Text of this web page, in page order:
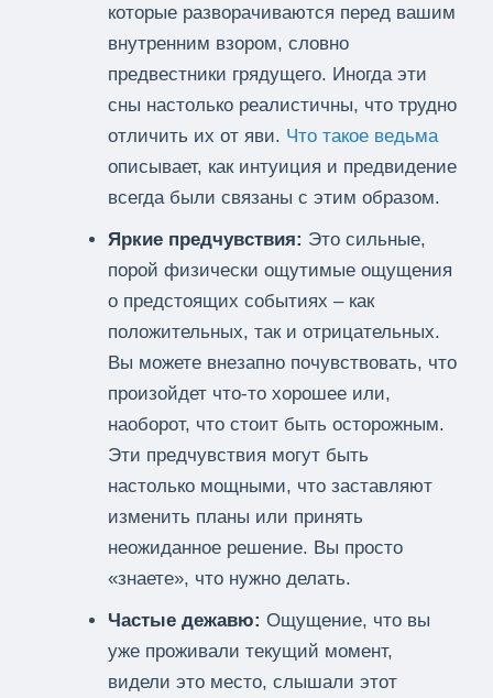
которые разворачиваются перед вашим
внутренним взором, словно
предвестники грядущего. Иногда эти
сны настолько реалистичны, что трудно
отличить их от яви. Что такое ведьма
описывает, как интуиция и предвидение
всегда были связаны с этим образом.
Яркие предчувствия: Это сильные,
порой физически ощутимые ощущения
о предстоящих событиях – как
положительных, так и отрицательных.
Вы можете внезапно почувствовать, что
произойдет что-то хорошее или,
наоборот, что стоит быть осторожным.
Эти предчувствия могут быть
настолько мощными, что заставляют
изменить планы или принять
неожиданное решение. Вы просто
«знаете», что нужно делать.
Частые дежавю: Ощущение, что вы
уже проживали текущий момент,
видели это место, слышали этот